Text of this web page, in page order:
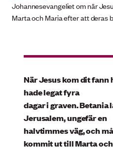
Johannesevangeliet om när
Marta och Maria efter att deras
När Jesus kom dit fann
hade legat fyra
dagar i graven. Betania
Jerusalem, ungefär en
halvtimmes väg, och
kommit ut till Marta och